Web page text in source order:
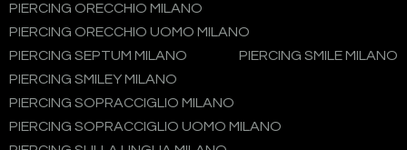
PIERCING ORECCHIO MILANO
PIERCING ORECCHIO UOMO MILANO
PIERCING SEPTUM MILANO
PIERCING SMILE MILANO
PIERCING SMILEY MILANO
PIERCING SOPRACCIGLIO MILANO
PIERCING SOPRACCIGLIO UOMO MILANO